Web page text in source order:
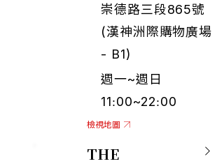
檢視地圖
崇德路三段865號
(漢神洲際購物廣場
- B1)
週一~週日
11:00~22:00
THE